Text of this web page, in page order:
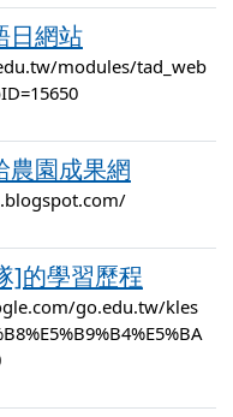
日網站
modules/tad_web
農園成果網
]的學習歷程
go.edu.tw/kles